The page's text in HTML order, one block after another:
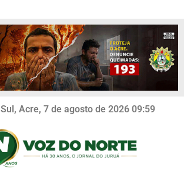
Acre, 7 de agosto de 2026 09:59